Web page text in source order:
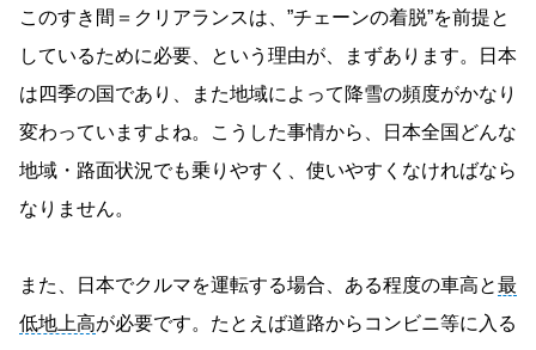
このすき間＝クリアランスは、”チェーンの着脱”を前提と
しているために必要、という理由が、まずあります。日本
は四季の国であり、また地域によって降雪の頻度がかなり
変わっていますよね。こうした事情から、日本全国どんな
地域・路面状況でも乗りやすく、使いやすくなければなら
なりません。
また、日本でクルマを運転する場合、ある程度の車高と最
低地上高が必要です。たとえば道路からコンビニ等に入る